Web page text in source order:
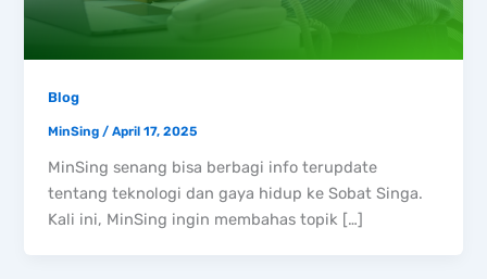
Blog
MinSing /April 17, 2025
MinSing senang bisa berbagi info terupdate
tentang teknologi dan gaya hidup ke Sobat Singa.
Kali ini, MinSing ingin membahas topik […]